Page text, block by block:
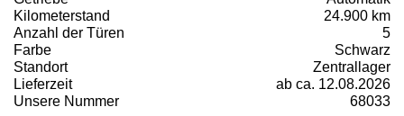
Kilometerstand
24.900 km
Anzahl der Türen
5
Farbe
Schwarz
Standort
Zentrallager
Lieferzeit
ab ca. 12.08.2026
Unsere Nummer
68033